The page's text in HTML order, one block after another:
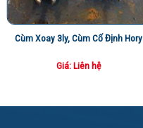
Cùm Xoay 3ly, Cùm Cố Định Hory
Giá: Liên hệ